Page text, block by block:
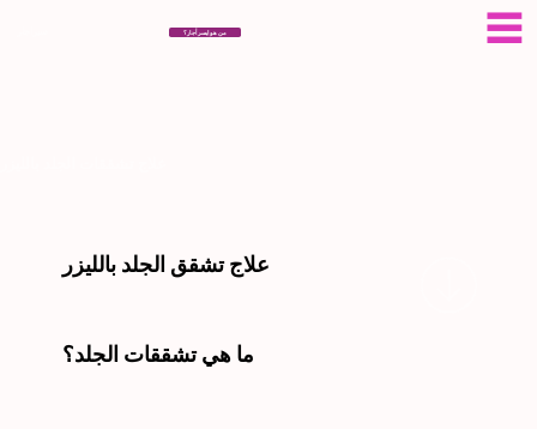
من هو ايسر أجار؟
علاج تشقق الجلد بالليزر
ما هي تشققات الجلد؟